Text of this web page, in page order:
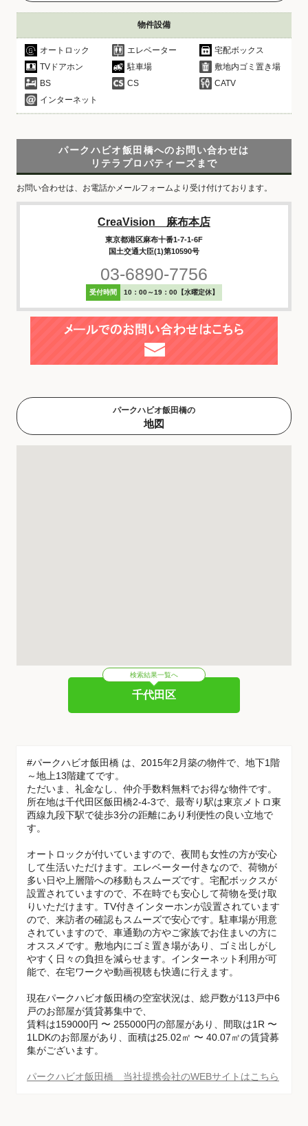
物件設備
オートロック エレベーター
宅配ボックス
TVドアホン
駐車場
敷地内ゴミ置き場
BS
CS
CATV
インターネット
パークハビオ飯田橋へのお問い合わせは
リテラプロパティーズまで
お問い合わせは、お電話かメールフォームより受け付けております。
CreaVision 麻布本店
東京都港区麻布十番1-7-1-6F
国土交通大臣(1)第10590号
03-6890-7756
受付時間 10：00～19：00【水曜定休】
パークハビオ飯田橋の
地図
検索結果一覧へ
千代田区
#パークハビオ飯田橋 は、2015年2月築の物件で、地下1階
～地上13階建てです。
ただいま、礼金なし、仲介手数料無料でお得な物件です。
所在地は千代田区飯田橋2-4-3で、最寄り駅は東京メトロ東
西線九段下駅で徒歩3分の距離にあり利便性の良い立地で
す。
オートロックが付いていますので、夜間も女性の方が安心
して生活いただけます。エレベーター付きなので、荷物が
多い日や上層階への移動もスムーズです。宅配ボックスが
設置されていますので、不在時でも安心して荷物を受け取
りいただけます。TV付きインターホンが設置されています
ので、来訪者の確認もスムーズで安心です。駐車場が用意
されていますので、車通勤の方やご家族でお住まいの方に
オススメです。敷地内にゴミ置き場があり、ゴミ出しがし
やすく日々の負担を減らせます。インターネット利用が可
能で、在宅ワークや動画視聴も快適に行えます。
現在パークハビオ飯田橋の空室状況は、総戸数が113戸中6
戸のお部屋が賃貸募集中で、
賃料は159000円 〜 255000円の部屋があり、間取は1R 〜
1LDKのお部屋があり、面積は25.02㎡ 〜 40.07㎡の賃貸募
集がございます。
パークハビオ飯田橋 当社提携会社のWEBサイトはこちら